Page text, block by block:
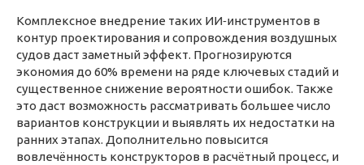
Комплексное внедрение таких ИИ‑инструментов в
контур проектирования и сопровождения воздушных
судов даст заметный эффект. Прогнозируются
экономия до 60% времени на ряде ключевых стадий и
существенное снижение вероятности ошибок. Также
это даст возможность рассматривать большее число
вариантов конструкции и выявлять их недостатки на
ранних этапах. Дополнительно повысится
вовлечённость конструкторов в расчётный процесс, и